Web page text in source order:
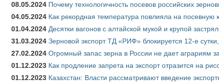
08.05.2024 Почему технологичность посевов российских
04.05.2024 Как рекордная температура повлияла на
01.04.2024 Десятки вагонов с алтайской мукой и крупой
31.03.2024 Зерновой экспорт ТД «РИФ» блокируется 12-е
27.02.2024 Огромный запас зерна в России не дает аграриям
01.12.2023 Как продление запрета на экспорт отразится на
01.12.2023 Казахстан: Власти рассматривают введение